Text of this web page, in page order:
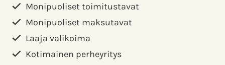
Monipuoliset toimitustavat
Monipuoliset maksutavat
Laaja valikoima
Kotimainen perheyritys